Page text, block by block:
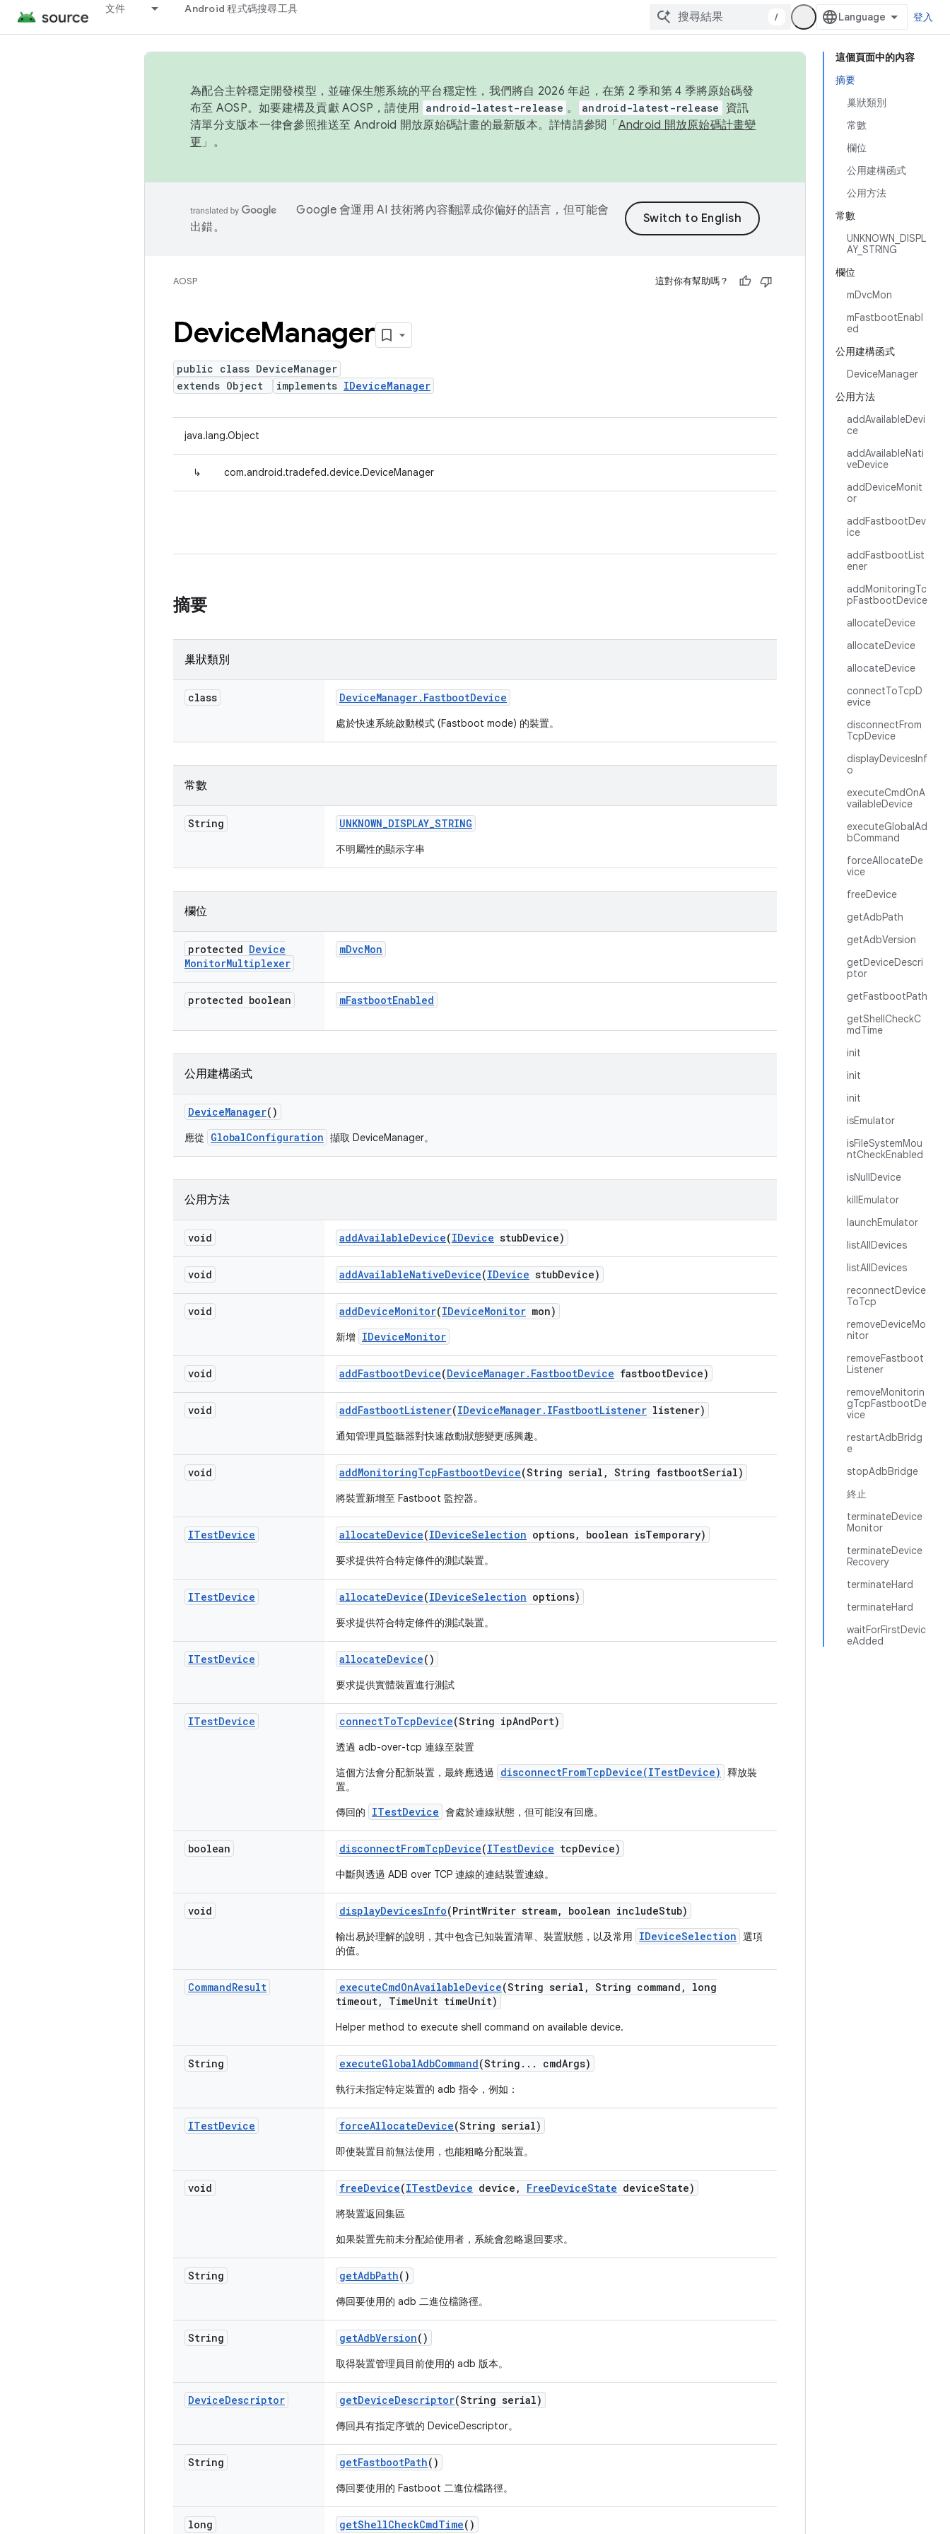
文件 Android 程式碼搜尋工具
/ 登入
這個頁面中的內容
摘要
巢狀類別
常數
欄位
公用建構函式
公用方法
常數
UNKNOWN_DISPL
AY_STRING
欄位
mDvcMon
mFastbootEnabl
ed
公用建構函式
DeviceManager
公用方法
addAvailableDevi
ce
addAvailableNati
veDevice
addDeviceMonit
or
addFastbootDev
ice
addFastbootList
ener
addMonitoringTc
pFastbootDevice
allocateDevice
allocateDevice
allocateDevice
connectToTcpD
evice
disconnectFrom
TcpDevice
displayDevicesInf
o
executeCmdOnA
vailableDevice
executeGlobalAd
bCommand
forceAllocateDe
vice
freeDevice
getAdbPath
getAdbVersion
getDeviceDescri
ptor
getFastbootPath
getShellCheckC
mdTime
init
init
init
isEmulator
isFileSystemMou
ntCheckEnabled
isNullDevice
killEmulator
launchEmulator
listAllDevices
listAllDevices
reconnectDevice
ToTcp
removeDeviceMo
nitor
removeFastboot
Listener
removeMonitorin
gTcpFastbootDe
vice
restartAdbBridg
e
stopAdbBridge
終止
terminateDevice
Monitor
terminateDevice
Recovery
terminateHard
terminateHard
waitForFirstDevic
eAdded
為配合主幹穩定開發模型，並確保生態系統的平台穩定性，我們將自 2026 年起，在第 2 季和第 4 季將原始碼發
布至 AOSP。如要建構及貢獻 AOSP，請使用 android-latest-release 。 android-latest-release
資訊
清單分支版本一律會參照推送至 Android 開放原始碼計畫的最新版本。詳情請參閱「 Android 開放原始碼計畫變
更 」。
Google 會運用 AI 技術將內容翻譯成你偏好的語言，但可能會
出錯。
AOSP 這對你有幫助嗎？
DeviceManager
public class DeviceManager
extends Object
implements IDeviceManager
java.lang.Object
↳ com.android.tradefed.device.DeviceManager
摘要
巢狀類別
class DeviceManager. FastbootDevice
處於快速系統啟動模式 (Fastboot mode) 的裝置。
常數
String UNKNOWN_DISPLAY_STRING
不明屬性的顯示字串
欄位
protected Device
MonitorMultiplexer
mDvcMon
protected boolean mFastbootEnabled
公用建構函式
DeviceManager()
應從 GlobalConfiguration 擷取 DeviceManager。
公用方法
void addAvailableDevice(IDevice stubDevice)
void addAvailableNativeDevice(IDevice stubDevice)
void addDeviceMonitor(IDeviceMonitor mon)
新增 IDeviceMonitor
void addFastbootDevice(DeviceManager. FastbootDevice fastbootDevice)
void addFastbootListener(IDeviceManager. IFastbootListener listener)
通知管理員監聽器對快速啟動狀態變更感興趣。
void addMonitoringTcpFastbootDevice(String serial , String fastbootSerial)
將裝置新增至 Fastboot 監控器。
ITestDevice allocateDevice(IDeviceSelection options, boolean isTemporary)
要求提供符合特定條件的測試裝置。
ITestDevice allocateDevice(IDeviceSelection options)
要求提供符合特定條件的測試裝置。
ITestDevice allocateDevice()
要求提供實體裝置進行測試
ITestDevice connectToTcpDevice(String ipAndPort)
透過 adb-over-tcp 連線至裝置
這個方法會分配新裝置，最終應透過
disconnectFromTcpDevice(ITestDevice)
釋放裝
置。
傳回的
ITestDevice 會處於連線狀態，但可能沒有回應。
boolean disconnectFromTcpDevice(ITestDevice tcpDevice)
中斷與透過 ADB over TCP 連線的連結裝置連線。
void displayDevicesInfo(PrintWriter stream, boolean includeStub)
輸出易於理解的說明，其中包含已知裝置清單、裝置狀態，以及常用 IDeviceSelection 選項
的值。
CommandResult executeCmdOnAvailableDevice(String serial , String command ,
long
timeout, TimeUnit timeUnit)
Helper method to execute shell command on available device.
String executeGlobalAdbCommand(String . . . cmdArgs)
執行未指定特定裝置的 adb 指令，例如：
ITestDevice forceAllocateDevice(String serial)
即使裝置目前無法使用，也能粗略分配裝置。
void freeDevice(ITestDevice device , FreeDeviceState deviceState)
將裝置返回集區
如果裝置先前未分配給使用者，系統會忽略退回要求。
String getAdbPath()
傳回要使用的 adb 二進位檔路徑。
String getAdbVersion()
取得裝置管理員目前使用的 adb 版本。
DeviceDescriptor getDeviceDescriptor(String serial)
傳回具有指定序號的 DeviceDescriptor。
String getFastbootPath()
傳回要使用的 Fastboot 二進位檔路徑。
long getShellCheckCmdTime()